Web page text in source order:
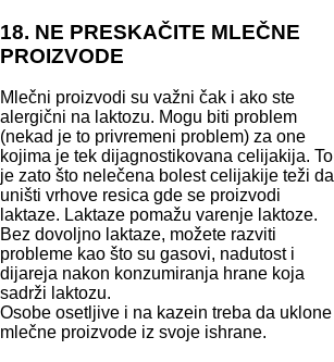
18. NE PRESKAČITE MLEČNE
PROIZVODE
Mlečni proizvodi su važni čak i ako ste
alergični na laktozu. Mogu biti problem
(nekad je to privremeni problem) za one
kojima je tek dijagnostikovana celijakija. To
je zato što nelečena bolest celijakije teži da
uništi vrhove resica gde se proizvodi
laktaze. Laktaze pomažu varenje laktoze.
Bez dovoljno laktaze, možete razviti
probleme kao što su gasovi, nadutost i
dijareja nakon konzumiranja hrane koja
sadrži laktozu.
Osobe osetljive i na kazein treba da uklone
mlečne proizvode iz svoje ishrane.